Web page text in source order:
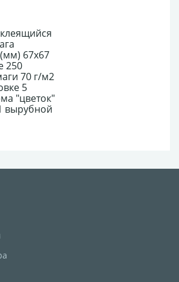
67x67
250
70 г/м2
5
"цветок"
вырубной